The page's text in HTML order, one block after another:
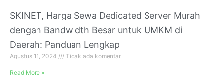
SKINET, Harga Sewa Dedicated Server Murah
dengan Bandwidth Besar untuk UMKM di
Daerah: Panduan Lengkap
Agustus 11, 2024 Tidak ada komentar
Read More »